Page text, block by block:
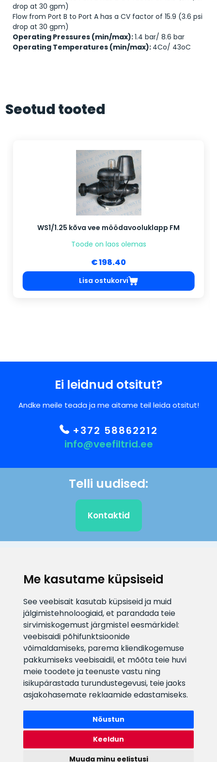
Me kasutame küpsiseid
See veebisait kasutab küpsiseid ja muid
jälgimistehnoloogiaid, et parandada teie
sirvimiskogemust järgmistel eesmärkidel:
veebisaidi põhifunktsioonide
võimaldamiseks, parema kliendikogemuse
pakkumiseks veebisaidil,et mõõta teie huvi
meie toodete ja teenuste vastu ning
isikupärastada turundustegevusi, teie jaoks
asjakohasemate reklaamide edastamiseks.
Nõustun
Keeldun
Muuda minu eelistusi
drop at 30 gpm)
Flow from Port B to Port A has a CV factor of 15.9 (3.6 psi
drop at 30 gpm)
Operating Pressures (min/max):1.4 bar/ 8.6 bar
Operating Temperatures (min/max): 4Co/ 43oC
Seotud tooted
WS1/1.25 kõva vee möödavooluklapp FM
Toode on laos olemas
€ 198.40
Lisa ostukorvi
Ei leidnud otsitut?
Andke meile teada ja me aitame teil leida otsitut!
+372 58862212
info@veefiltrid.ee
Telli uudised:
Kontaktid
info@veefiltrid.ee
Infotelefon
+372 58862212
Vaata tööaegu
Reti tee 11, Peetri, 75312 Harju
maakond, Estonia
Watex Shop © 2026. Kõik õigused kaitstud